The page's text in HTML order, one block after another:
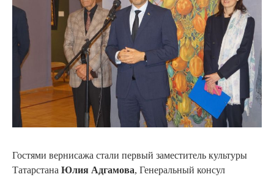
Гостями вернисажа стали первый заместитель культуры
Татарстана Юлия Адгамова, Генеральный консул